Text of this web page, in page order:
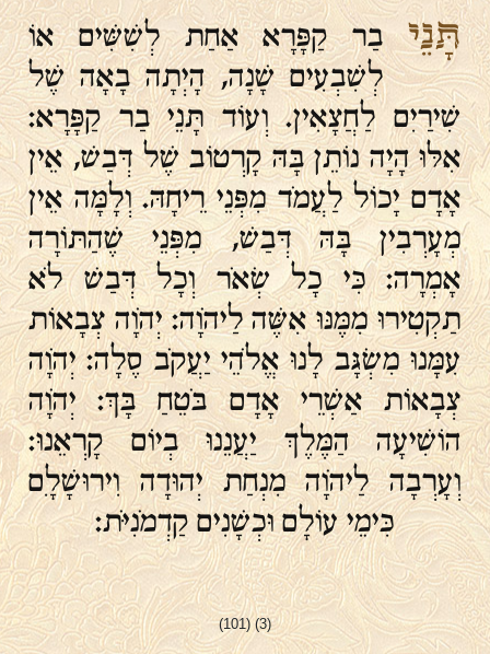
תָּנֵיבַר קַפָּרָא אַחַת לְשִׁשִּׁים אוֹ
לְשִׁבְעִים שָׁנָה, הָיְתָה בָאָה שֶׁל
שִׁירַיִם לַחֲצָאִין. וְעוֹד תָּנֵי בַר קַפָּרָא:
אִלּוּ הָיָה נוֹתֵן בָּהּ קָרְטוֹב שֶׁל דְּבַשׁ, אֵין
אָדָם יָכוֹל לַעֲמֹד מִפְּנֵי רֵיחָהּ. וְלָמָּה אֵין
מְעָרְבִין בָּהּ דְּבַשׁ, מִפְּנֵי שֶׁהַתּוֹרָה
אָמְרָה: כִּי כָל שְׂאֹר וְכָל דְּבַשׁ לֹא
תַקְטִירוּ מִמֶּנּוּ אִשֶּׁה לַיהֹוָה: יְהֹוָה צְבָאוֹת
עִמָּנוּ מִשְׂגָּב לָנוּ אֱלֹהֵי יַעֲקֹב סֶלָה׃ יְהֹוָה
צְבָאוֹת אַשְׁרֵי אָדָם בֹּטֵחַ בָּךְ׃ יְהֹוָה
הוֹשִׁיעָה הַמֶּלֶךְ יַעֲנֵנוּ בְיוֹם קָרְאֵנוּ:
וְעָרְבָה לַיהֹוָה מִנְחַת יְהוּדָה וִירוּשָׁלָ‍ִם
כִּימֵי עוֹלָם וּכְשָׁנִים קַדְמֹנִיֹּת:
(101) (3)